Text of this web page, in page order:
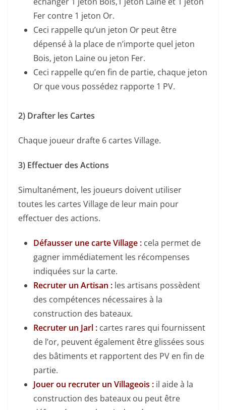
Fer contre 1 jeton Or.
Ceci rappelle qu’un jeton Or peut être
dépensé à la place de n’importe quel jeton
Bois, jeton Laine ou jeton Fer.
Ceci rappelle qu’en fin de partie, chaque jeton
Or que vous possédez rapporte 1 PV.
2) Drafter les Cartes
Chaque joueur drafte 6 cartes Village.
3) Effectuer des Actions
Simultanément, les joueurs doivent utiliser
toutes les cartes Village de leur main pour
effectuer des actions.
Défausser une carte Village : cela permet de
gagner immédiatement les récompenses
indiquées sur la carte.
Recruter un Artisan : les artisans possèdent
des compétences nécessaires à la
construction des bateaux.
Recruter un Jarl : cartes rares qui fournissent
de l’or, peuvent également être glissées sous
des bâtiments et rapportent des PV en fin de
partie.
Jouer ou recruter un Villageois : il aide à la
construction des bateaux ou peut être